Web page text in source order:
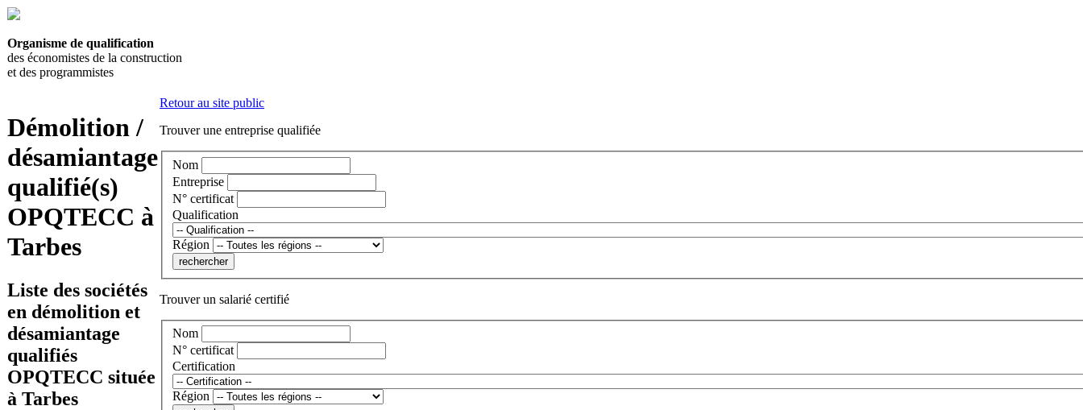
Organisme de qualification
des économistes de la construction
et des programmistes
Démolition /
désamiantage
qualifié(s)
OPQTECC à
Tarbes
Liste des sociétés
en démolition et
désamiantage
qualifiés
OPQTECC située
à Tarbes
Retour au site public
Trouver une entreprise qualifiée
Nom
Entreprise
N° certificat
Qualification
Région
Trouver un salarié certifié
Nom
N° certificat
Certification
Région